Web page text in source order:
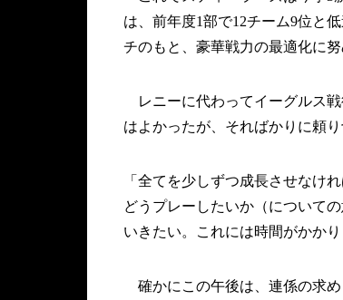
は、前年度1部で12チーム9位と
チのもと、豪華戦力の最適化に努
レニーに代わってイーグルス
はよかったが、そればかりに頼
「全てを少しずつ成長させなけ
どうプレーしたいか（について
いきたい。これには時間がかか
確かにこの午後は、連係の求め